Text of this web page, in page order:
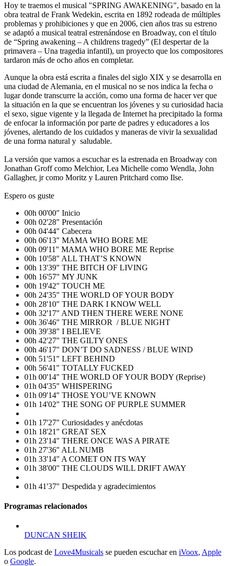
Hoy te traemos el musical "SPRING AWAKENING", basado en la
obra teatral de Frank Wedekin, escrita en 1892 rodeada de múltiples
problemas y prohibiciones y que en 2006, cien años tras su estreno
se adaptó a musical teatral estrenándose en Broadway, con el título
de “Spring awakening – A childrens tragedy” (El despertar de la
primavera – Una tragedia infantil), un proyecto que los compositores
tardaron más de ocho años en completar.
Aunque la obra está escrita a finales del siglo XIX y se desarrolla en
una ciudad de Alemania, en el musical no se nos indica la fecha o
lugar donde transcurre la acción, como una forma de hacer ver que
la situación en la que se encuentran los jóvenes y su curiosidad hacia
el sexo, sigue vigente y la llegada de Internet ha precipitado la forma
de enfocar la información por parte de padres y educadores a los
jóvenes, alertando de los cuidados y maneras de vivir la sexualidad
de una forma natural y saludable.
La versión que vamos a escuchar es la estrenada en Broadway con
Jonathan Groff como Melchior, Lea Michelle como Wendla, John
Gallagher, jr como Moritz y Lauren Pritchard como Ilse.
Espero os guste
00h 00'00" Inicio
00h 02'28" Presentación
00h 04'44" Cabecera
00h 06'13" MAMA WHO BORE ME
00h 09'11" MAMA WHO BORE ME Reprise
00h 10'58" ALL THAT’S KNOWN
00h 13'39" THE BITCH OF LIVING
00h 16'57" MY JUNK
00h 19'42" TOUCH ME
00h 24'35" THE WORLD OF YOUR BODY
00h 28'10" THE DARK I KNOW WELL
00h 32'17" AND THEN THERE WERE NONE
00h 36'46" THE MIRROR / BLUE NIGHT
00h 39'38" I BELIEVE
00h 42'27" THE GILTY ONES
00h 46'17" DON’T DO SADNESS / BLUE WIND
00h 51'51" LEFT BEHIND
00h 56'41" TOTALLY FUCKED
01h 00'14" THE WORLD OF YOUR BODY (Reprise)
01h 04'35" WHISPERING
01h 09'14" THOSE YOU’VE KNOWN
01h 14'02" THE SONG OF PURPLE SUMMER
01h 17'27" Curiosidades y anécdotas
01h 18'21" GREAT SEX
01h 23'14" THERE ONCE WAS A PIRATE
01h 27'36" ALL NUMB
01h 33'14" A COMET ON ITS WAY
01h 38'00" THE CLOUDS WILL DRIFT AWAY
01h 41'37" Despedida y agradecimientos
Programas relacionados
DUNCAN SHEIK
Los podcast de Love4Musicals se pueden escuchar en iVoox, Apple
o Google.